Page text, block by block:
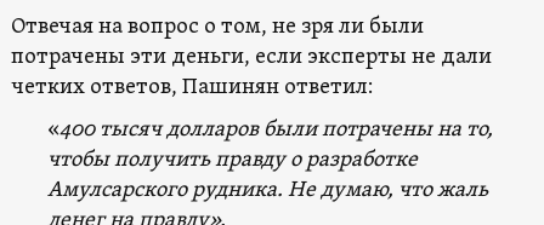
Отвечая на вопрос о том, не зря ли были
потрачены эти деньги, если эксперты не дали
четких ответов, Пашинян ответил:
«400 тысяч долларов были потрачены на то,
чтобы получить правду о разработке
Амулсарского рудника. Не думаю, что жаль